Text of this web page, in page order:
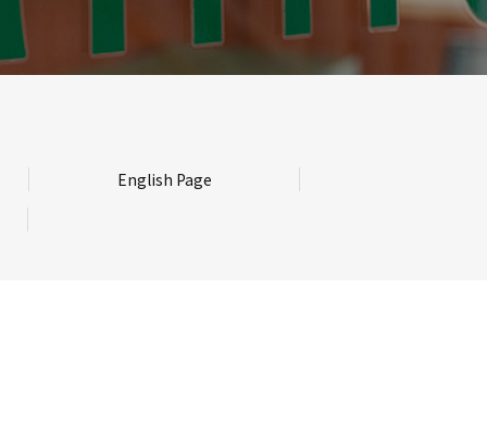
English Page